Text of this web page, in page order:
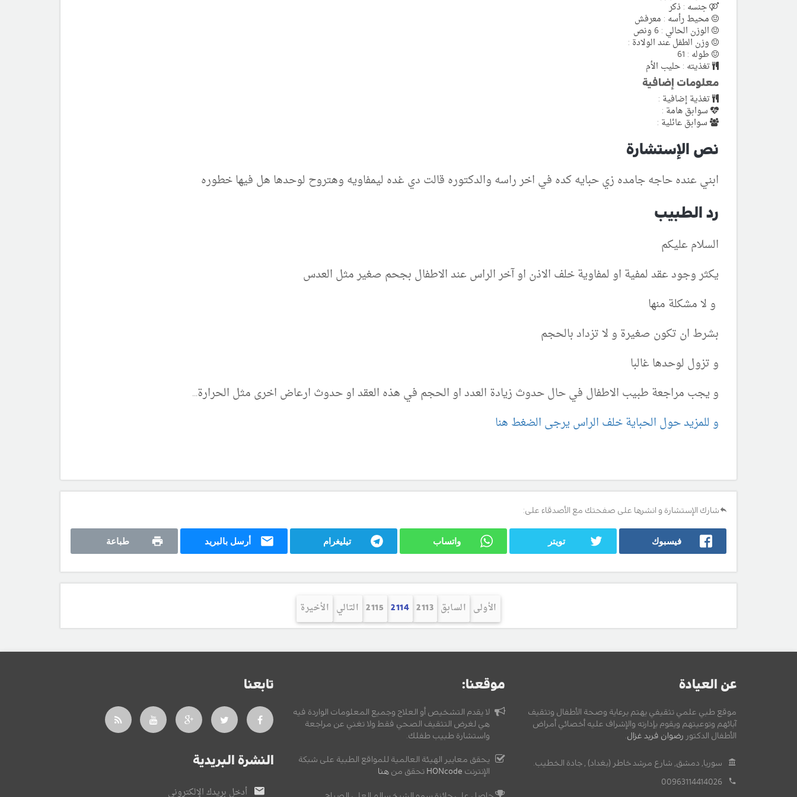
جنسه : ذكر
محيط رأسه : معرفش
الوزن الحالي : 6 ونص
وزن الطفل عند الولادة :
طوله : 61
تغذيته : حليب الأم
معلومات إضافية
تغذية إضافية :
سوابق هامة :
سوابق عائلية :
نص الإستشارة
ابني عنده حاجه جامده زي حبايه كده في اخر راسه والدكتوره قالت دي غده ليمفاويه وهتروح لوحدها هل فيها خطوره
رد الطبيب
السلام عليكم
يكثر وجود عقد لمفية او لمفاوية خلف الاذن او آخر الراس عند الاطفال بجحم صغير مثل العدس
و لا مشكلة منها
بشرط ان تكون صغيرة و لا تزداد بالحجم
و تزول لوحدها غالبا
و يجب مراجعة طبيب الاطفال في حال حدوث زيادة العدد او الحجم في هذه العقد او حدوث ارعاض اخرى مثل الحرارة...
و للمزيد حول الحباية خلف الراس يرجى الضغط هنا
شارك الإستشارة و انشرها على صفحتك مع الأصدقاء على:
فيسبوك تويتر واتساب تيليغرام أرسل بالبريد طباعة
الأولى السابق 2113
2114
2115 التالي الأخيرة
عن العيادة
موقع طبي علمي تثقيفي يهتم برعاية وصحة الأطفال وتثقيف
آبائهم وتوعيتهم ويقوم بإدارته والإشراف عليه أخصائي أمراض
الأطفال الدكتور رضوان فريد غزال
سوريا, دمشق, شارع مرشد خاطر (بغداد) , جادة الخطيب.
00963114414026
موقعنا:
لا يقدم التشخيص أو العلاج وجميع المعلومات الواردة فيه
هي لغرض التثقيف الصحي فقط ولا تغني عن مراجعة
واستشارة طبيب طفلك.
يحقق معايير الهيئة العالمية للمواقع الطبية على شبكة
الإنترنت HONcode تحقق من هنا
تابعنا
النشرة البريدية
أدخل بريدك الإلكتروني